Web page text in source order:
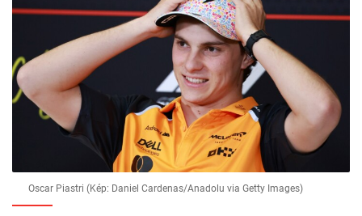
Oscar Piastri (Kép: Daniel Cardenas/Anadolu via Getty Images)